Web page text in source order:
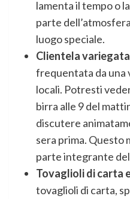
lamenta il tempo o
parte
luogo speciale.
Clientela variegata
frequentata da una
locali. Potresti
birra alle 9 del
discutere
sera prima. Questo
parte integrante
Tovaglioli di carta
tovaglioli di carta,